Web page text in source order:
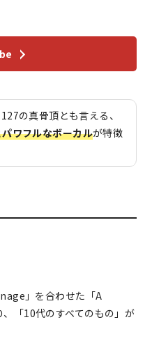
の真骨頂とも言える、
ワフルなボーカルが特徴
」を合わせた「A
「10代のすべてのもの」が